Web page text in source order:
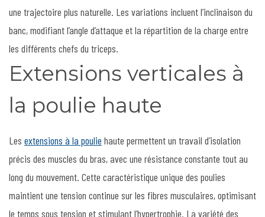
une trajectoire plus naturelle. Les variations incluent l’inclinaison du
banc, modifiant l’angle d’attaque et la répartition de la charge entre
les différents chefs du triceps.
Extensions verticales à
la poulie haute
Les extensions à la poulie haute permettent un travail d’isolation
précis des muscles du bras, avec une résistance constante tout au
long du mouvement. Cette caractéristique unique des poulies
maintient une tension continue sur les fibres musculaires, optimisant
le temps sous tension et stimulant l’hypertrophie. La variété des